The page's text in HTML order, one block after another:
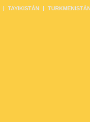
TAYIKISTÁN